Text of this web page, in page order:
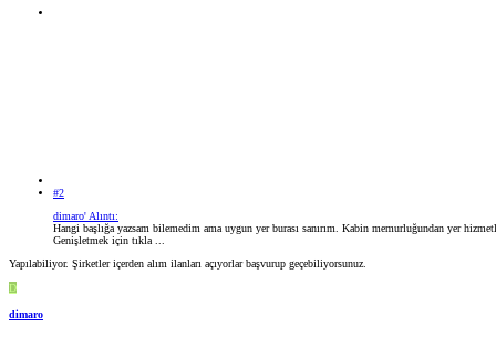
#2
dimaro' Alıntı:
Hangi başlığa yazsam bilemedim ama uygun yer burası sanırım. Kabin memurluğundan yer
Genişletmek için tıkla ...
Yapılabiliyor. Şirketler içerden alım ilanları açıyorlar başvurup geçebiliyorsunuz.
D
dimaro